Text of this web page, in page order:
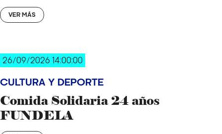
VER MÁS
26/09/2026 14:00:00
CULTURA Y DEPORTE
Comida Solidaria 24 años
FUNDELA